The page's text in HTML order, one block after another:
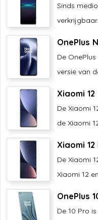
Sinds
OnePlus
De
versie van
Xiaomi 12
De Xiaomi
de Xiaomi
Xiaomi 12
De Xiaomi
Xiaomi 12
OnePlus
De 10 Pro